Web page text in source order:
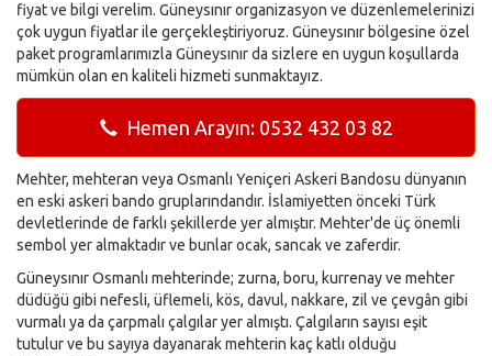
fiyat ve bilgi verelim. Güneysınır organizasyon ve düzenlemelerinizi
çok uygun fiyatlar ile gerçekleştiriyoruz. Güneysınır bölgesine özel
paket programlarımızla Güneysınır da sizlere en uygun koşullarda
mümkün olan en kaliteli hizmeti sunmaktayız.
Hemen Arayın: 0532 432 03 82
Mehter, mehteran veya Osmanlı Yeniçeri Askeri Bandosu dünyanın
en eski askeri bando gruplarındandır. İslamiyetten önceki Türk
devletlerinde de farklı şekillerde yer almıştır. Mehter'de üç önemli
sembol yer almaktadır ve bunlar ocak, sancak ve zaferdir.
Güneysınır Osmanlı mehterinde; zurna, boru, kurrenay ve mehter
düdüğü gibi nefesli, üflemeli, kös, davul, nakkare, zil ve çevgân gibi
vurmalı ya da çarpmalı çalgılar yer almıştı. Çalgıların sayısı eşit
tutulur ve bu sayıya dayanarak mehterin kaç katlı olduğu